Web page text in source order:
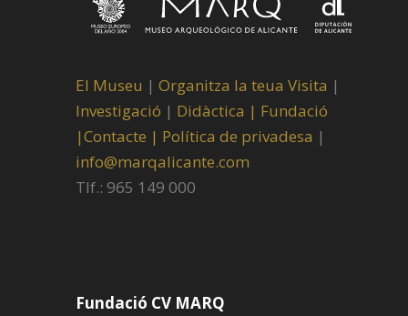
El Museu | Organitza la teua Visita |
Investigació | Didàctica | Fundació
|Contacte | Política de privadesa |
info@marqalicante.com
Tlf.: 965 149 000
Fundació CV MARQ